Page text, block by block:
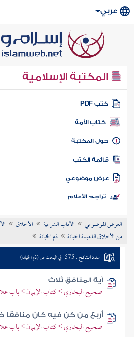
عربي
المكتبة الإسلامية
كتب PDF
كتاب الأمة
المكتبة
الكتب
موضوعي
تراجم الأعلام
العرض الموضوعي الآداب الشرعية الأخلاق
من الأخلاق الذميمة الخيانة
ذم الخيانة
عدد النتائج : 575 في البحث عن (ذم الخيانة)
آية المنافق ثلاث
صحيح البخاري > كتاب الإيمان > باب
أربع من كن فيه كان منافقا
صحيح البخاري > كتاب الإيمان > باب